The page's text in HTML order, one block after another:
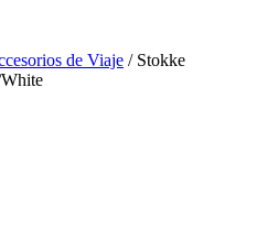
de Viaje / Stokke